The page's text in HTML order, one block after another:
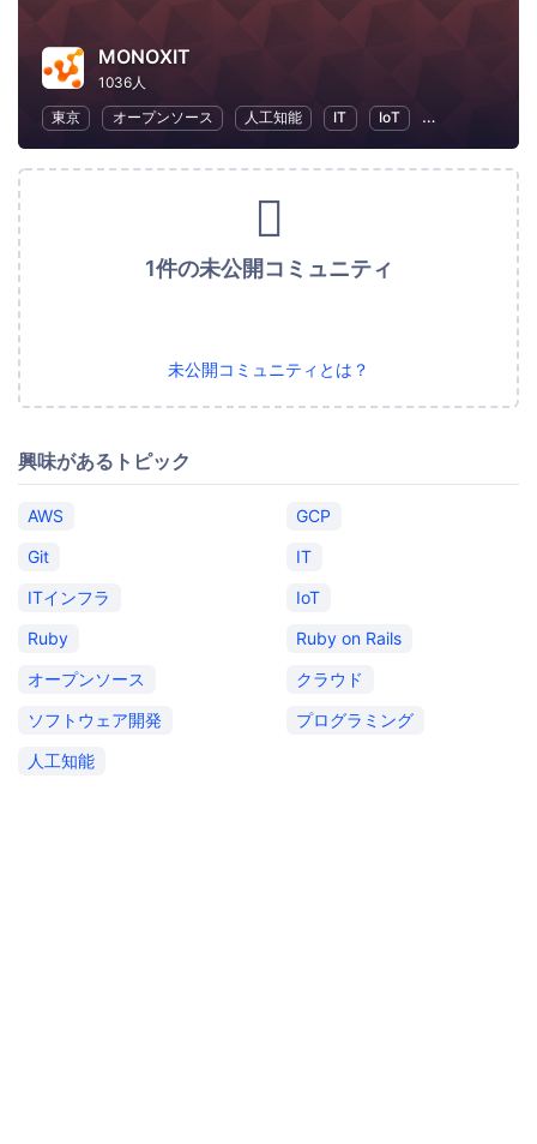
MONOXIT
1036人
東京
オープンソース 人工知能 IT IoT プログラミング
1件の未公開コミュニティ
未公開コミュニティとは？
興味があるトピック
AWS
GCP
Git
IT
ITインフラ
IoT
Ruby
Ruby on Rails
オープンソース
クラウド
ソフトウェア開発
プログラミング
人工知能